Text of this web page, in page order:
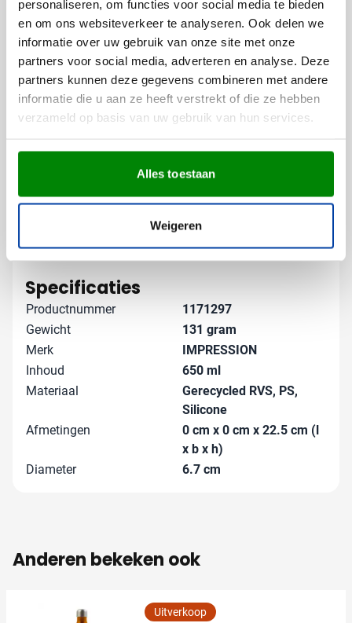
personaliseren, om functies voor social media te bieden
en om ons websiteverkeer te analyseren. Ook delen we
informatie over uw gebruik van onze site met onze
partners voor social media, adverteren en analyse. Deze
partners kunnen deze gegevens combineren met andere
informatie die u aan ze heeft verstrekt of die ze hebben
verzameld op basis van uw gebruik van hun services.
Alles toestaan
Weigeren
Met een tekst of slogan
Of met een nette gravering voor een tijdloze look
Op de roestvrijstalen buitenkant komt jouw bedrukking
strak tot zijn recht.
Gratis digitaal voorbeeld van je
bedrukte drinkfles
Wil je zien hoe jouw logo op deze fles uitpakt? Vraag
resultaat. Heb je vragen over de bedrukking? Neem
contact met ons op, we helpen je graag verder.
Specificaties
Productnummer
1171297
Gewicht
131 gram
Merk
IMPRESSION
Inhoud
650 ml
Materiaal
Gerecycled RVS, PS,
Silicone
Afmetingen
0 cm x 0 cm x 22.5 cm (l
x b x h)
Diameter
6.7 cm
Anderen bekeken ook
Uitverkoop